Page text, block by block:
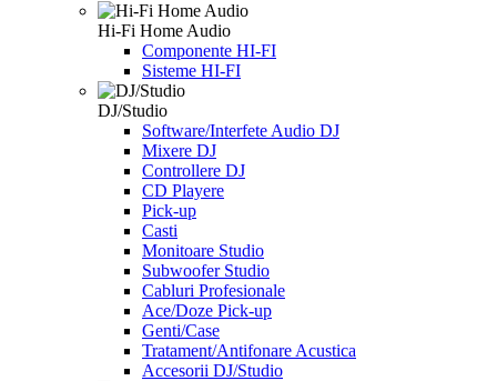
Hi-Fi Home Audio
Componente HI-FI
Sisteme HI-FI
DJ/Studio
Software/Interfete Audio DJ
Mixere DJ
Controllere DJ
CD Playere
Pick-up
Casti
Monitoare Studio
Subwoofer Studio
Cabluri Profesionale
Ace/Doze Pick-up
Genti/Case
Tratament/Antifonare Acustica
Accesorii DJ/Studio